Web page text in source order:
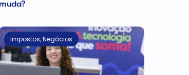
muda?
Impostos,Negócios